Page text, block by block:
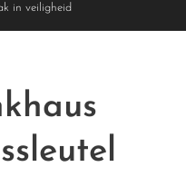
in veiligheid